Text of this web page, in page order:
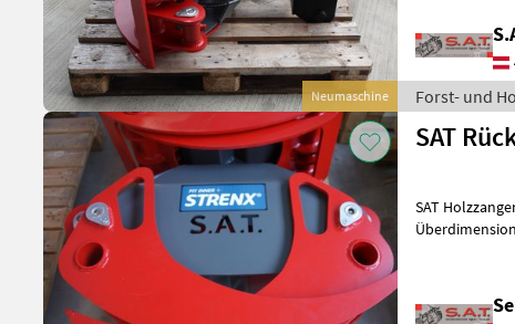
Neumaschine Forst- und
SAT
SAT